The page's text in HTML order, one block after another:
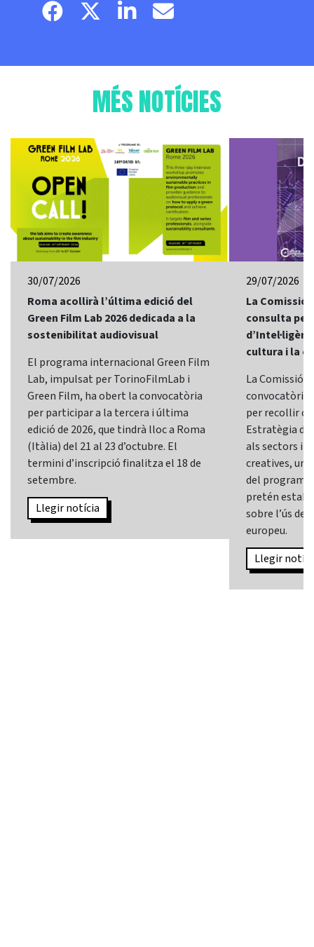
Facebook pageTwitter page
LinkedinEmail
MÉS NOTÍCIES
30/07/2026
Roma acollirà l’última edició del
Green Film Lab 2026 dedicada a la
sostenibilitat audiovisual
El programa internacional Green Film
Lab, impulsat per TorinoFilmLab i
Green Film, ha obert la convocatòria
per participar a la tercera i última
edició de 2026, que tindrà lloc a Roma
(Itàlia) del 21 al 23 d’octubre. El
termini d’inscripció finalitza el 18 de
setembre.
Llegir notícia
29/07/2026
La Comissió
consulta
cultura i la
La Comissió
convocatòria
per recollir
Estratègia
als sectors i
creatives,
del programa
pretén
sobre l’ús de
europeu.
Llegir